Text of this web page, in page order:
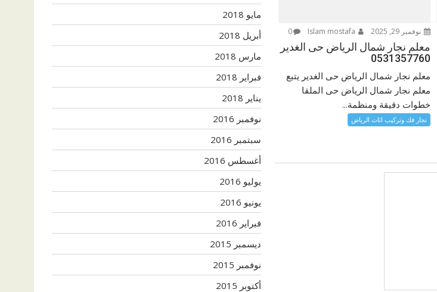
نوفمبر 29, 2025 0
معلم نجار شمال الرياض حى الغدير
0531357760
معلم نجار شمال الرياض حى الغدير يتبع
معلم نجار شمال الرياض حى الملقا
خطوات دقيقة ومنظمة...
نجار فك وتركيب اثاث الرياض
مايو 2018
أبريل 2018
مارس 2018
فبراير 2018
يناير 2018
نوفمبر 2016
سبتمبر 2016
أغسطس 2016
يوليو 2016
يونيو 2016
فبراير 2016
ديسمبر 2015
نوفمبر 2015
أكتوبر 2015